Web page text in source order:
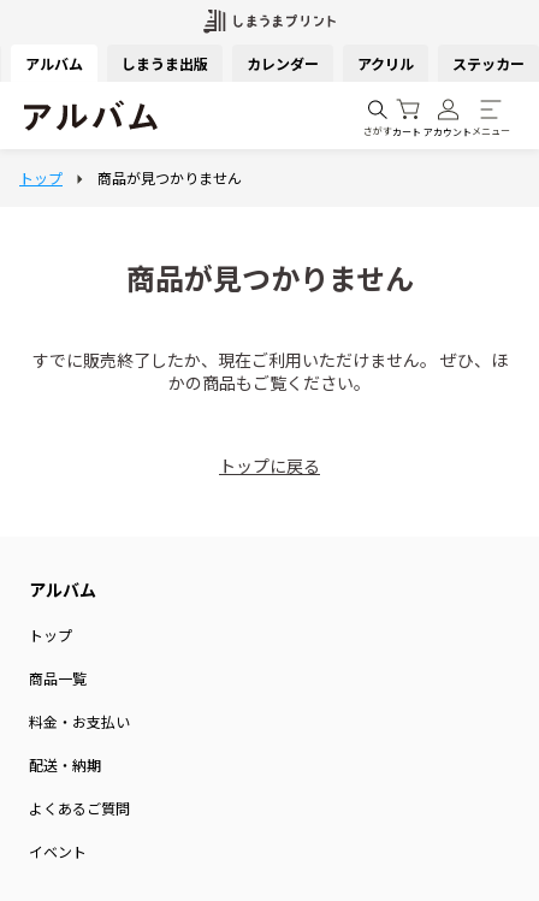
アルバム しまうま出版 カレンダー アクリル ステッカー
さがすカート アカウント メニュー
商品が見つかりません
すでに販売終了したか、現在ご利用いただけません。 ぜひ、ほ
かの商品もご覧ください。
トップに戻る
トップ
商品一覧
料金・お支払い
配送・納期
よくあるご質問
イベント